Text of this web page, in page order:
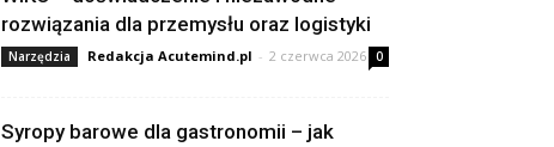
rozwiązania dla przemysłu oraz logistyki
Narzędzia Redakcja Acutemind.pl - 2 czerwca 2026 0
Syropy barowe dla gastronomii – jak